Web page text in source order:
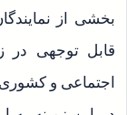
بخشی از
قابل توجهی در
اجتماعی و